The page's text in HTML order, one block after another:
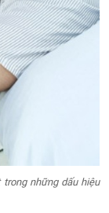
những dấu hiệu